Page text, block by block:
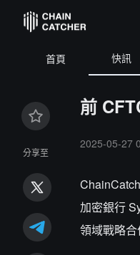
首頁 快訊
分享至
前
2025-05-27
加密銀行
領域戰略合